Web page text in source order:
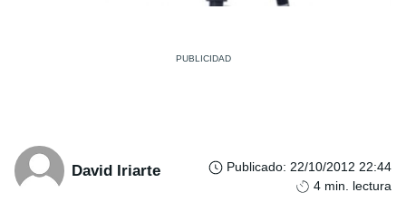
David Iriarte Publicado: 22/10/2012 22:44
4 min. lectura